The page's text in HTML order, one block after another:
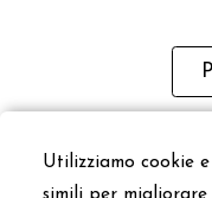
avere la tessera
Utilizziamo cookie